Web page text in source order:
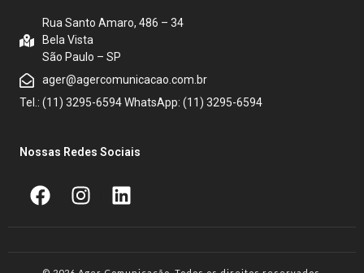
Rua Santo Amaro, 486 – 34
Bela Vista
São Paulo – SP
ager@agercomunicacao.com.br
Tel.: (11) 3295-6594 WhatsApp: (11) 3295-6594
Nossas Redes Sociais